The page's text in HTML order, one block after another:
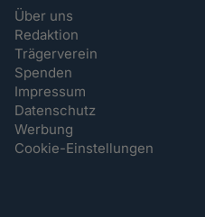
Über uns
Redaktion
Trägerverein
Spenden
Impressum
Datenschutz
Werbung
Cookie-Einstellungen